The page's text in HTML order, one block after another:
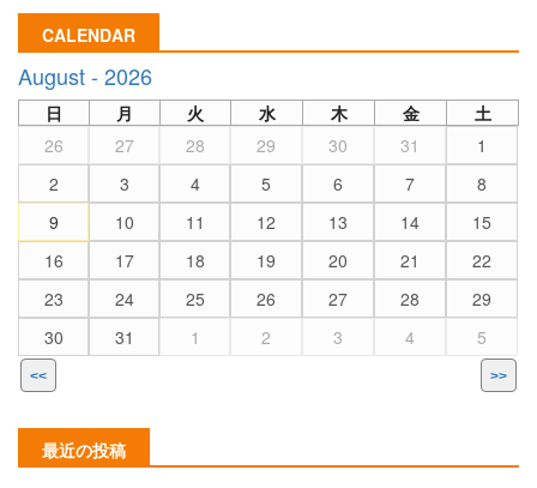
CALENDAR
August - 2026
日 月 火 水 木 金
土
26
27 28 29 30 31
1
2
3 4 5 6 7
8
9
10 11 12 13 14
15
16
17 18 19 20 21
22
23
24 25 26 27 28
29
30
31 1 2 3 4 5
<< >>
最近の投稿